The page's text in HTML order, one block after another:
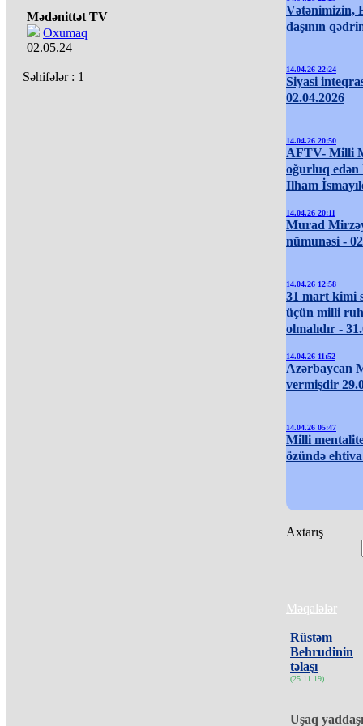
Mədənittət TV
Oxumaq
02.05.24
Səhifələr : 1
Vətənimizin,
daşının
14.04.26 22:24
Siyasi
02.04.2026
14.04.26 20:50
AFTV- Milli
oğurluq edən
Ilham
14.04.26 20:11
Murad
nümunəsi -
14.04.26 12:58
31 mart kimi
üçün milli
olmalıdır -
14.04.26 11:52
Azərbaycan
vermişdir
14.04.26 05:47
Milli
özündə
Axtarış
Məqalələr
Rüstəm
Behrudinin
təlaşı
(25.11.19)
Uşaq